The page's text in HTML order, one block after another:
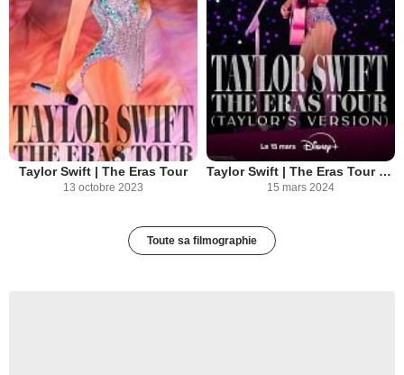
Taylor Swift | The Eras Tour
13 octobre 2023
Taylor Swift | The Eras Tour (Taylor's Version)
15 mars 2024
Toute sa filmographie